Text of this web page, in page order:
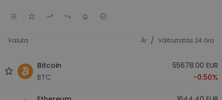
Valuta Ár / Változtatás 24 óra
Bitcoin
BTC
55678.00 EUR
-0.50%